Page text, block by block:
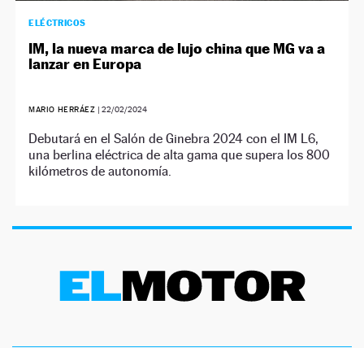
ELÉCTRICOS
IM, la nueva marca de lujo china que MG va a
lanzar en Europa
MARIO HERRÁEZ | 22/02/2024
Debutará en el Salón de Ginebra 2024 con el IM L6,
una berlina eléctrica de alta gama que supera los 800
kilómetros de autonomía.